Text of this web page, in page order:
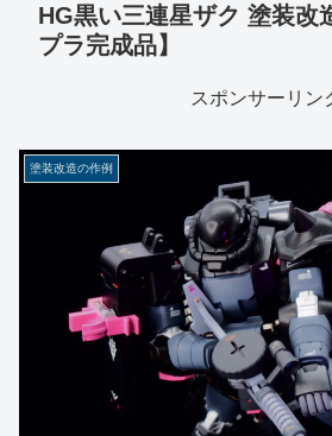
HG黒い三連星ザク 塗装改
プラ完成品】
スポンサーリン
塗装改造の作例